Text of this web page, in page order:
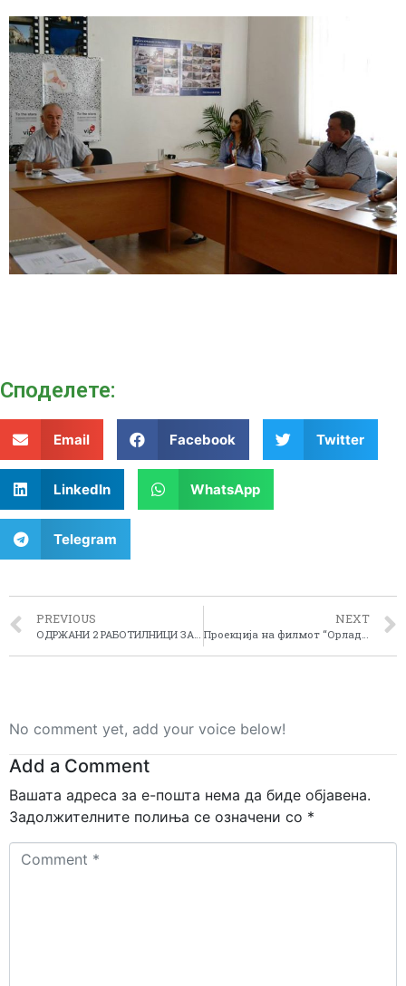
Споделeте:
Email Facebook Twitter
LinkedIn WhatsApp
Telegram
PREVIOUS
ОДРЖАНИ 2 РАБОТИЛНИЦИ ЗА ИЗРАБОТКА НА ПРОГРАМАТА ЗА РЕГИОНАЛЕН РАЗВОЈ НА ПЕЛАГОНИСКИОТ РЕГИОН ЗА ПЕРИОДОТ ОД 2015-2019 ГОДИНА
NEXT
Проекција на филмот “Орладно” во Прилеп и Битола како дел од програмата на регионалните денови на културата во Пелагонискиот регион
No comment yet, add your voice below!
Add a Comment
Вашата адреса за е-пошта нема да биде објавена.
Задолжителните полиња се означени со *
Comment